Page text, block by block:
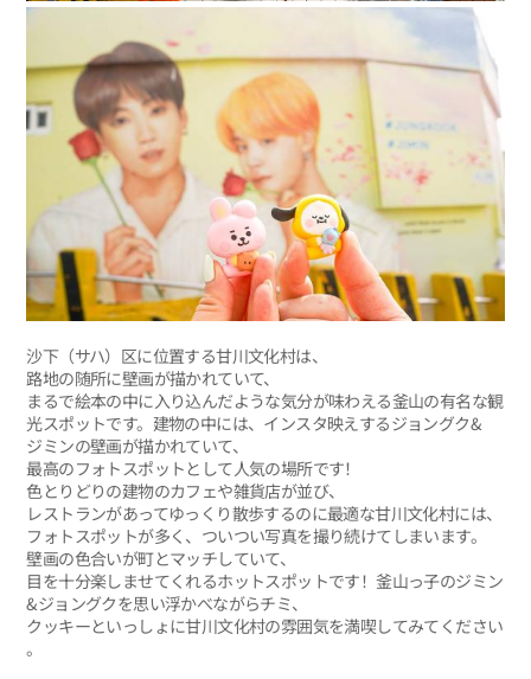
沙下（サハ）区に位置する甘川文化村は、
路地の随所に壁画が描かれていて、
まるで絵本の中に入り込んだような気分が味わえる釜山の有名な観
光スポットです。建物の中には、インスタ映えするジョングク&
ジミンの壁画が描かれていて、
最高のフォトスポットとして人気の場所です！
色とりどりの建物のカフェや雑貨店が並び、
レストランがあってゆっくり散歩するのに最適な甘川文化村には、
フォトスポットが多く、ついつい写真を撮り続けてしまいます。
壁画の色合いが町とマッチしていて、
目を十分楽しませてくれるホットスポットです！釜山っ子のジミン
&ジョングクを思い浮かべながらチミ、
クッキーといっしょに甘川文化村の雰囲気を満喫してみてください
。